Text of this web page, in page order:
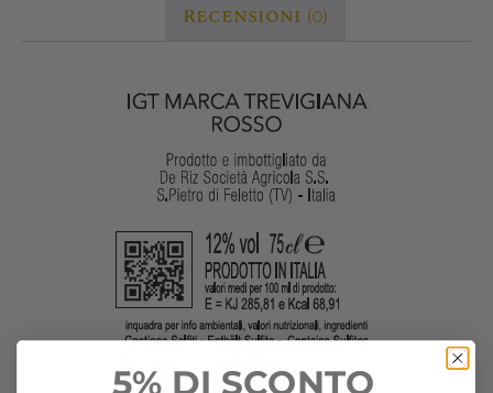
Recensioni (0)
5% DI SCONTO